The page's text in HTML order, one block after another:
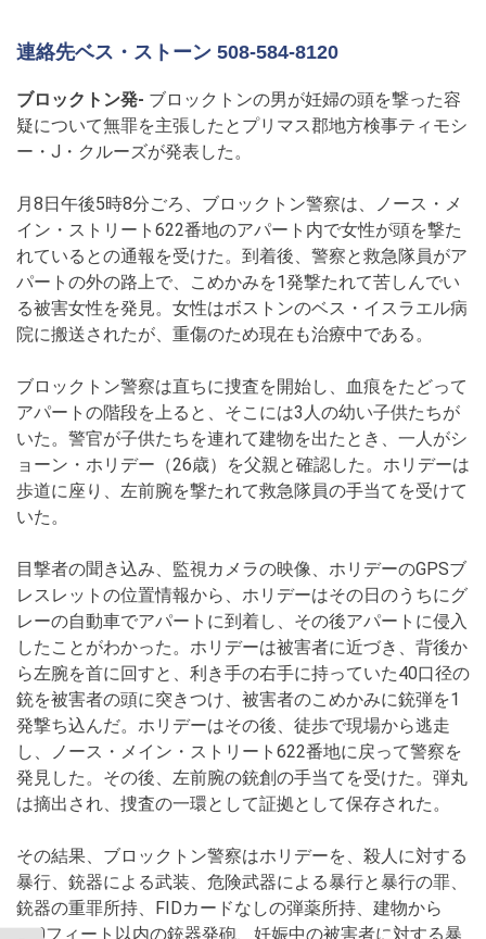
連絡先ベス・ストーン 508-584-8120
ブロックトン発- ブロックトンの男が妊婦の頭を撃った容
疑について無罪を主張したとプリマス郡地方検事ティモシ
ー・J・クルーズが発表した。
月8日午後5時8分ごろ、ブロックトン警察は、ノース・メ
イン・ストリート622番地のアパート内で女性が頭を撃た
れているとの通報を受けた。到着後、警察と救急隊員がア
パートの外の路上で、こめかみを1発撃たれて苦しんでい
る被害女性を発見。女性はボストンのベス・イスラエル病
院に搬送されたが、重傷のため現在も治療中である。
ブロックトン警察は直ちに捜査を開始し、血痕をたどって
アパートの階段を上ると、そこには3人の幼い子供たちが
いた。警官が子供たちを連れて建物を出たとき、一人がシ
ョーン・ホリデー（26歳）を父親と確認した。ホリデーは
歩道に座り、左前腕を撃たれて救急隊員の手当てを受けて
いた。
目撃者の聞き込み、監視カメラの映像、ホリデーのGPSブ
レスレットの位置情報から、ホリデーはその日のうちにグ
レーの自動車でアパートに到着し、その後アパートに侵入
したことがわかった。ホリデーは被害者に近づき、背後か
ら左腕を首に回すと、利き手の右手に持っていた40口径の
銃を被害者の頭に突きつけ、被害者のこめかみに銃弾を1
発撃ち込んだ。ホリデーはその後、徒歩で現場から逃走
し、ノース・メイン・ストリート622番地に戻って警察を
発見した。その後、左前腕の銃創の手当てを受けた。弾丸
は摘出され、捜査の一環として証拠として保存された。
その結果、ブロックトン警察はホリデーを、殺人に対する
暴行、銃器による武装、危険武器による暴行と暴行の罪、
銃器の重罪所持、FIDカードなしの弾薬所持、建物から
500フィート以内の銃器発砲、妊娠中の被害者に対する暴